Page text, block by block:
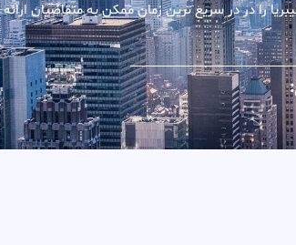
را در در سریع ترین زمان ممکن به متقاضیان ارائه